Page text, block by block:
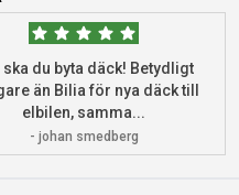
ska du byta däck! Betydligt
än Bilia för nya däck till
elbilen, samma...
- johan smedberg